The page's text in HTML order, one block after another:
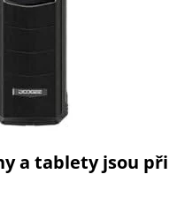
a tablety jsou